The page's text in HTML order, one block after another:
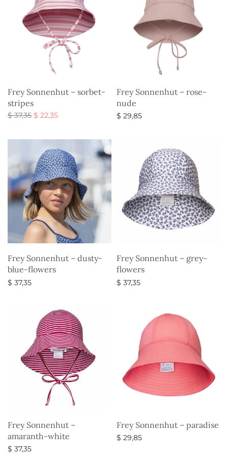
Frey Sonnenhut – sorbet-
stripes
$37,35 Ursprünglicher
$ 37,35
$ 22,35Aktueller
$ 22,35.
Frey Sonnenhut – rose-
nude
$ 29,85
Frey Sonnenhut – dusty-
blue-flowers
$ 37,35
Frey Sonnenhut – grey-
flowers
$ 37,35
Frey Sonnenhut –
amaranth-white
$ 37,35
Frey Sonnenhut – paradise
$ 29,85